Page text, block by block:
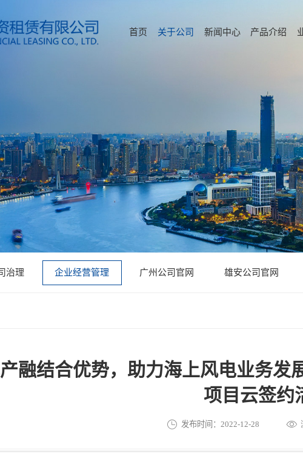
首页 关于公司 新闻中心 产品介绍
治理 企业经营管理 广州公司官网 雄安公司官网
融结合优势，助力海上风电业务发
项目云签约
发布时间：2022-12-28